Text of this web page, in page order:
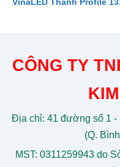
VinaLED Thanh Profile
CÔNG TY
Địa chỉ: 41 đường số 1 -
(Q.
MST: 0311259943 do